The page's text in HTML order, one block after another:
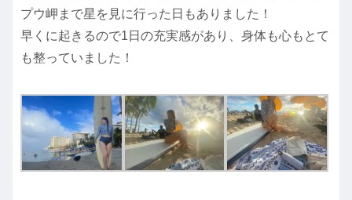
プウ岬まで星を見に行った日もありました！
早くに起きるので1日の充実感があり、身体も心もとて
も整っていました！